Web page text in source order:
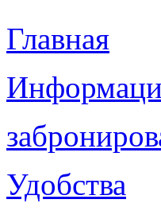
Главная
Удобства